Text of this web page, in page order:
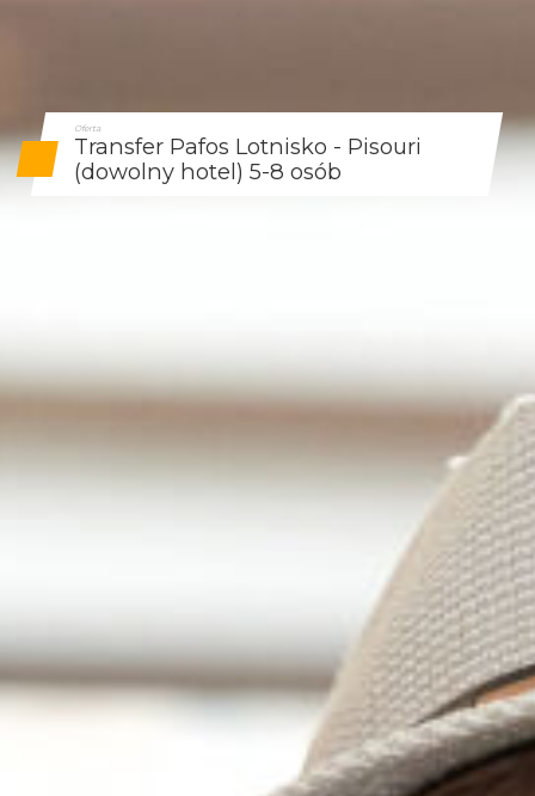
Oferta
Transfer Pafos Lotnisko - Pisouri
(dowolny hotel) 5-8 osób